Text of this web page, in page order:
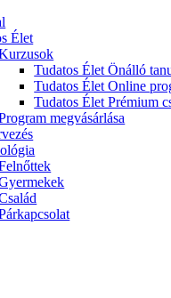
Élet
Tudatos Élet Önálló
Tudatos Élet Online
Tudatos Élet Prémium
megvásárlása